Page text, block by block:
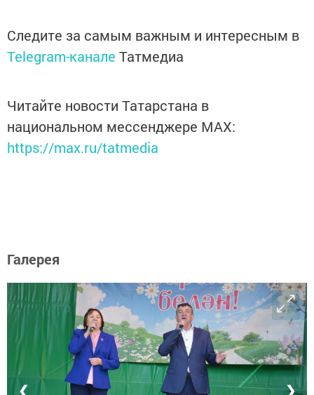
Следите за самым важным и интересным в
Telegram-канале Татмедиа
Читайте новости Татарстана в
национальном мессенджере MАХ:
https://max.ru/tatmedia
Галерея
❮ ❯